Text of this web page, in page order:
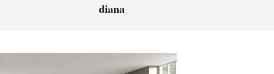
diana